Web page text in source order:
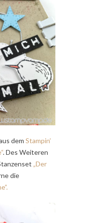
dem Stampin’
. Des Weiteren
„Der
die